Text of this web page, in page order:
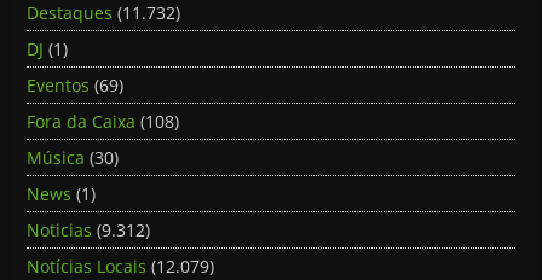
Destaques (11.732)
DJ (1)
Eventos (69)
Fora da Caixa (108)
Música (30)
News (1)
Noticias (9.312)
Notícias Locais (12.079)